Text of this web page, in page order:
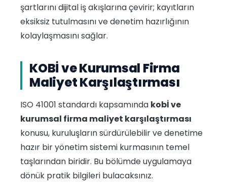
şartlarını dijital iş akışlarına çevirir; kayıtların
eksiksiz tutulmasını ve denetim hazırlığının
kolaylaşmasını sağlar.
KOBİ ve Kurumsal Firma
Maliyet Karşılaştırması
ISO 41001 standardı kapsamında kobİ ve
kurumsal firma maliyet karşılaştırması
konusu, kuruluşların sürdürülebilir ve denetime
hazır bir yönetim sistemi kurmasının temel
taşlarından biridir. Bu bölümde uygulamaya
dönük pratik bilgileri bulacaksınız.